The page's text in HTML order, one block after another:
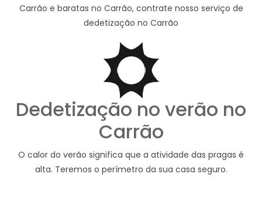
Carrão e baratas no Carrão, contrate nosso serviço de
dedetização no Carrão
Dedetização no verão no
Carrão
O calor do verão significa que a atividade das pragas é
alta. Teremos o perímetro da sua casa seguro.